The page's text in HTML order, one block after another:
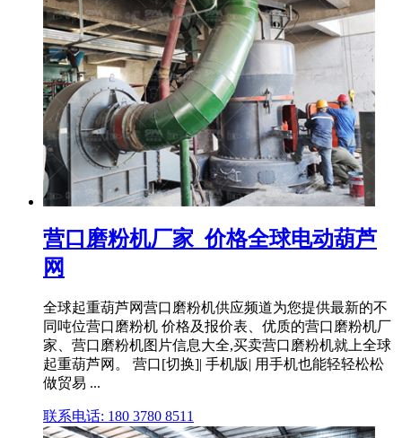
营口磨粉机厂家_价格全球电动葫芦
网
全球起重葫芦网营口磨粉机供应频道为您提供最新的不
同吨位营口磨粉机 价格及报价表、优质的营口磨粉机厂
家、营口磨粉机图片信息大全,买卖营口磨粉机就上全球
起重葫芦网。 营口[切换]| 手机版| 用手机也能轻轻松松
做贸易 ...
联系电话: 180 3780 8511